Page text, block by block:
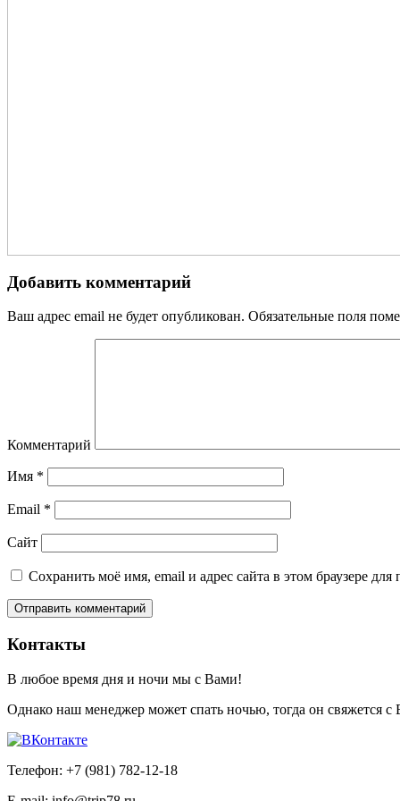
Добавить комментарий
Ваш адрес email не будет опубликован. Обязательные поля
Комментарий
Имя *
Email *
Сайт
Сохранить моё имя, email и адрес сайта в этом браузере
Контакты
В любое время дня и ночи мы с Вами!
Однако наш менеджер может спать ночью, тогда он свяжется
Телефон: +7 (981) 782-12-18